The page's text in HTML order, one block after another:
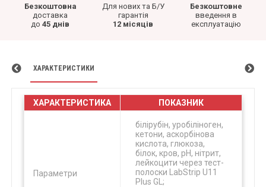
Безкоштовна
доставка
до 45 днів
Для нових та Б/У
гарантія
12 місяців
Безкоштовне
введення в
експлуатацію
ХАРАКТЕРИСТИКИ
ХАРАКТЕРИСТИКА ПОКАЗНИК
Параметри
білірубін, уробіліноген,
кетони, аскорбінова
кислота, глюкоза,
білок, кров, рН, нітрит,
лейкоцити через тест-
полоски LabStrip U11
Plus GL;